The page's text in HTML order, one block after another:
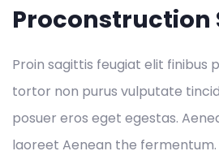
Proconstruction
Proin sagittis feugiat elit finibus
tortor non purus vulputate
posuer eros eget egestas.
laoreet Aenean the fermentum.